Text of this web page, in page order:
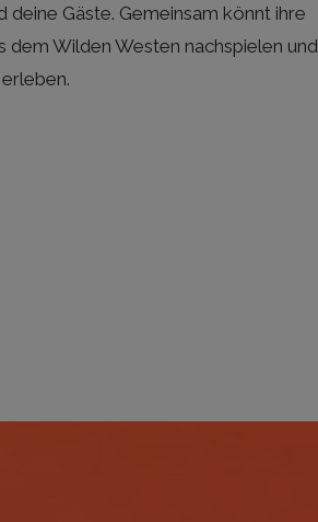
deine Gäste. Gemeinsam könnt ihre
dem Wilden Westen nachspielen und